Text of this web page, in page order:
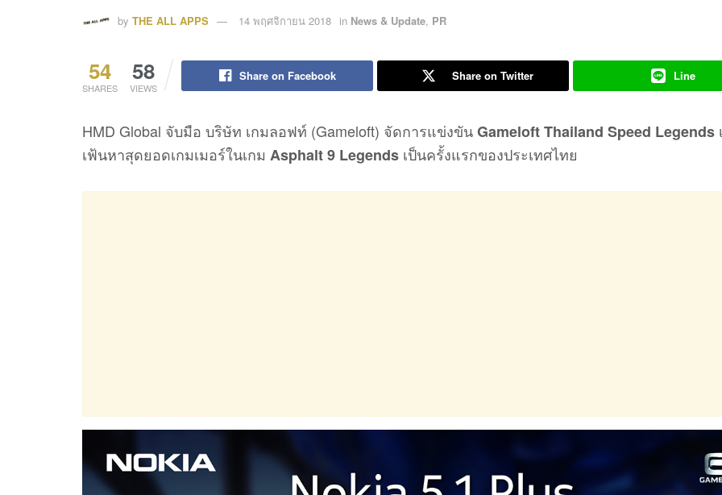
by THE ALL APPS 14 พฤศจิกายน 2018 in News & Update, PR
54
SHARES
58
VIEWS
Share on Facebook Share on Twitter Line
HMD Global จับมือ บริษัท เกมลอฟท์ (Gameloft) จัดการแข่งขันGameloft Thailand Speed Legends
เฟ้นหาสุดยอดเกมเมอร์ในเกม Asphalt 9 Legends เป็นครั้งแรกของประเทศไทย